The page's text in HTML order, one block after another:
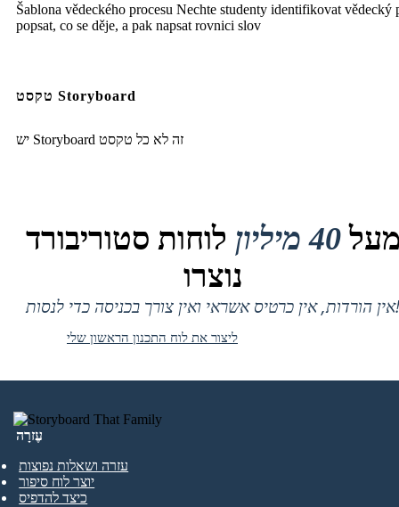
Šablona vědeckého procesu Nechte studenty identifikovat vědecký
popsat, co se děje, a pak napsat rovnici slov
טקסט Storyboard
יש Storyboard זה לא כל טקסט
40 מיליון
לוחות סטוריבורד
נוצרו
אין הורדות, אין כרטיס אשראי ואין צורך בכניסה כדי לנסות!
ליצור את לוח התכנון הראשון שלי
עֶזרָה
עזרה ושאלות נפוצות
יוצר לוח סיפור
כיצד להדפיס